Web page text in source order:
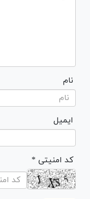
نام
ایمیل
* کد امنیتی